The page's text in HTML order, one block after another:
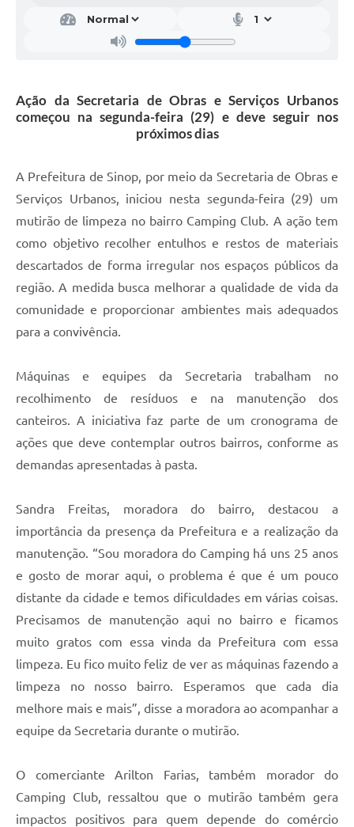
Ação da Secretaria de Obras e Serviços Urbanos
começou na segunda-feira (29) e deve seguir nos
próximos dias
A Prefeitura de Sinop, por meio da Secretaria de Obras e
Serviços Urbanos, iniciou nesta segunda-feira (29) um
mutirão de limpeza no bairro Camping Club. A ação tem
como objetivo recolher entulhos e restos de materiais
descartados de forma irregular nos espaços públicos da
região. A medida busca melhorar a qualidade de vida da
comunidade e proporcionar ambientes mais adequados
para a convivência.
Máquinas e equipes da Secretaria trabalham no
recolhimento de resíduos e na manutenção dos
canteiros. A iniciativa faz parte de um cronograma de
ações que deve contemplar outros bairros, conforme as
demandas apresentadas à pasta.
Sandra Freitas, moradora do bairro, destacou a
importância da presença da Prefeitura e a realização da
manutenção. “Sou moradora do Camping há uns 25 anos
e gosto de morar aqui, o problema é que é um pouco
distante da cidade e temos dificuldades em várias coisas.
Precisamos de manutenção aqui no bairro e ficamos
muito gratos com essa vinda da Prefeitura com essa
limpeza. Eu fico muito feliz de ver as máquinas fazendo a
limpeza no nosso bairro. Esperamos que cada dia
melhore mais e mais”, disse a moradora ao acompanhar a
equipe da Secretaria durante o mutirão.
O comerciante Arilton Farias, também morador do
Camping Club, ressaltou que o mutirão também gera
impactos positivos para quem depende do comércio